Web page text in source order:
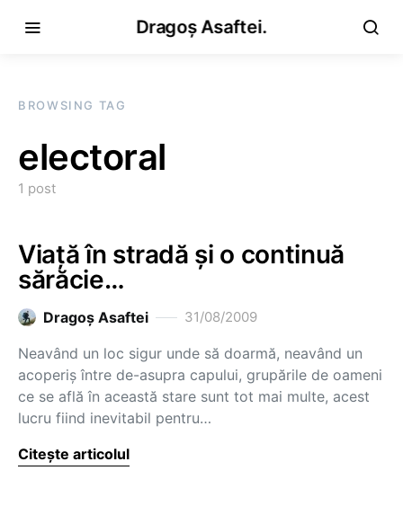
Dragoș Asaftei.
BROWSING TAG
electoral
1 post
Viaţă în stradă şi o continuă
sărăcie…
Dragoş Asaftei 31/08/2009
Neavând un loc sigur unde să doarmă, neavând un
acoperiş între de-asupra capului, grupările de oameni
ce se află în această stare sunt tot mai multe, acest
lucru fiind inevitabil pentru…
Citește articolul